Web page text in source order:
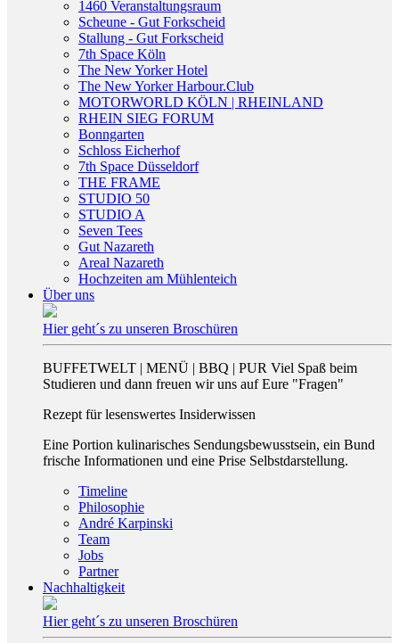
1460 Veranstaltungsraum
Scheune - Gut Forkscheid
Stallung - Gut Forkscheid
7th Space Köln
The New Yorker Hotel
The New Yorker Harbour.Club
MOTORWORLD KÖLN | RHEINLAND
RHEIN SIEG FORUM
Bonngarten
Schloss Eicherhof
7th Space Düsseldorf
THE FRAME
STUDIO 50
STUDIO A
Seven Tees
Gut Nazareth
Areal Nazareth
Hochzeiten am Mühlenteich
Über uns
Hier geht´s zu unseren Broschüren
BUFFETWELT | MENÜ | BBQ | PUR Viel Spaß beim
Studieren und dann freuen wir uns auf Eure "Fragen"
Rezept für lesenswertes Insiderwissen
Eine Portion kulinarisches Sendungsbewusstsein, ein Bund
frische Informationen und eine Prise Selbstdarstellung.
Timeline
Philosophie
André Karpinski
Team
Jobs
Partner
Nachhaltigkeit
Hier geht´s zu unseren Broschüren